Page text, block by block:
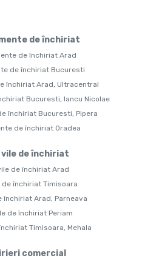
de închiriat
de închiriat Arad
de închiriat Bucuresti
închiriat Arad, Ultracentral
Bucuresti, Iancu Nicolae
închiriat Bucuresti, Pipera
de închiriat Oradea
vile de închiriat
de închiriat Arad
de închiriat Timisoara
închiriat Arad, Parneava
de închiriat Periam
Timisoara, Mehala
comercial